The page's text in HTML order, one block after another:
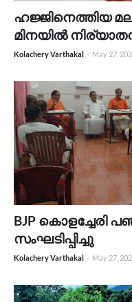
ഹജ്ജിനെത്തിയ
മിനയിൽ
Kolachery Varthakal - May 27,
BJP
സംഘടിപ്പിച്ചു
Kolachery Varthakal - May 27,